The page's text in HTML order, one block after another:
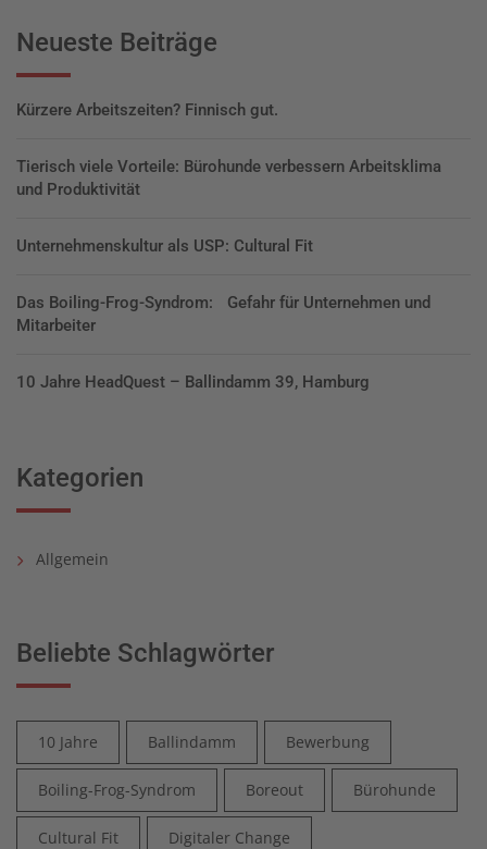
Neueste Beiträge
Kürzere Arbeitszeiten? Finnisch gut.
Tierisch viele Vorteile: Bürohunde verbessern Arbeitsklima
und Produktivität
Unternehmenskultur als USP: Cultural Fit
Das Boiling-Frog-Syndrom: Gefahr für Unternehmen und
Mitarbeiter
10 Jahre HeadQuest – Ballindamm 39, Hamburg
Kategorien
Allgemein
Beliebte Schlagwörter
10 Jahre Ballindamm Bewerbung
Boiling-Frog-Syndrom Boreout Bürohunde
Cultural Fit Digitaler Change